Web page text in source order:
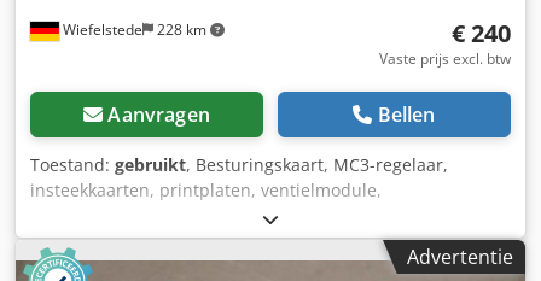
Wiefelstede 228 km € 240
Vaste prijs excl. btw
Aanvragen Bellen
Toestand: gebruikt, Besturingskaart, MC3-regelaar,
insteekkaarten, printplaten, ventielmodule,
ventielversterker, printplaat, temperatuurregelkaart,
versterkerkaart Dksdpeqku Nqsfx Ai Nsr -Fabrikant: Moog,
besturingskaart van spuitgietmachine Battenfeld -Type:
Advertentie